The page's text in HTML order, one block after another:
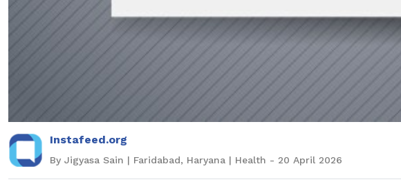
Instafeed.org
By Jigyasa Sain | Faridabad, Haryana | Health - 20 April 2026